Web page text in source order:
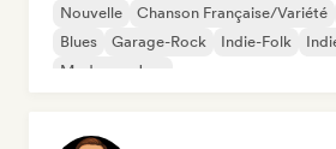
Nouvelle Chanson Française/Variété
Blues
Garage-Rock Indie-Folk
Moderner Jazz